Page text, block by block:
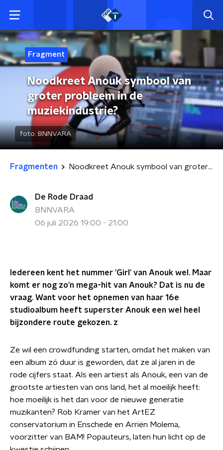
Fragment
Noodkreet Anouk symbool van
groter probleem in de
muziekindustrie?
foto: BNNVARA
Fragmenten Noodkreet Anouk symbool van groter probleem in de muziekindustrie?
De Rode Draad
BNNVARA
06 juli 2026 19:00 - 21:00
Iedereen kent het nummer 'Girl' van Anouk wel. Maar
komt er nog zo'n mega-hit van Anouk? Dat is nu de
vraag. Want voor het opnemen van haar 16e
studioalbum heeft superster Anouk een wel heel
bijzondere route gekozen. z
Ze wil een crowdfunding starten, omdat het maken van
een album zó duur is geworden, dat ze al jaren in de
rode cijfers staat. Als een artiest als Anouk, een van de
grootste artiesten van ons land, het al moeilijk heeft:
hoe moeilijk is het dan voor de nieuwe generatie
muzikanten? Rob Kramer van het ArtEZ
conservatorium in Enschede en Arriën Molema,
voorzitter van BAM! Popauteurs, laten hun licht op de